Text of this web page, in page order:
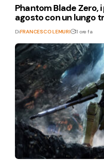
Phantom Blade Zero, i
agosto con un lungo
DiFRANCESCO LEMURI 11 ore fa